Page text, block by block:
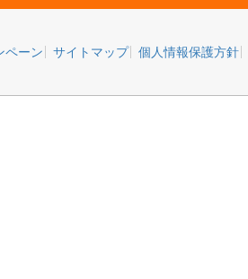
ペーン サイトマップ 個人情報保護方針